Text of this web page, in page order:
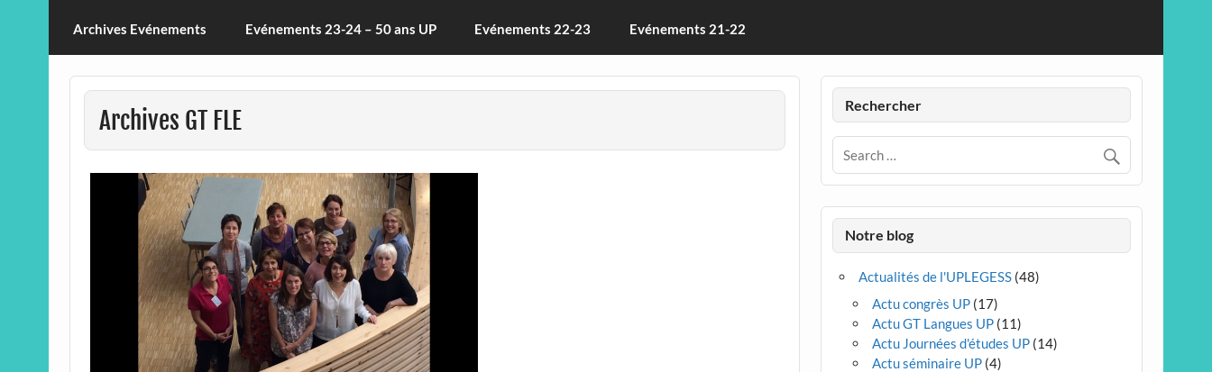
Archives Evénements Evénements 23-24 – 50 ans UP Evénements 22-23 Evénements 21-22
Archives GT FLE Rechercher
Notre blog
Actualités de l'UPLEGESS (48)
Actu congrès UP (17)
Actu GT Langues UP (11)
Actu Journées d'études UP (14)
Actu séminaire UP (4)